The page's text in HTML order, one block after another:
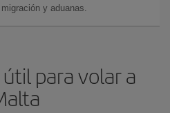
y aduanas.
para volar a